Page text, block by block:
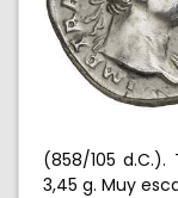
(858/105 d.C.).
3,45 g. Muy